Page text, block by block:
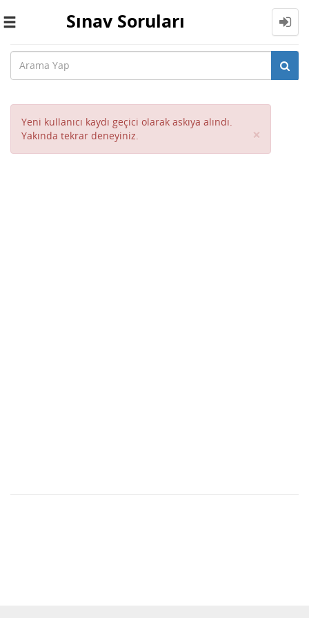
Toggle
Sınav Soruları
Yeni kullanıcı kaydı geçici olarak askıya alındı.
Yakında tekrar deneyiniz.
×